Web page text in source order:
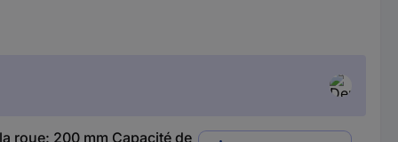
roue: 200 mm Capacité de